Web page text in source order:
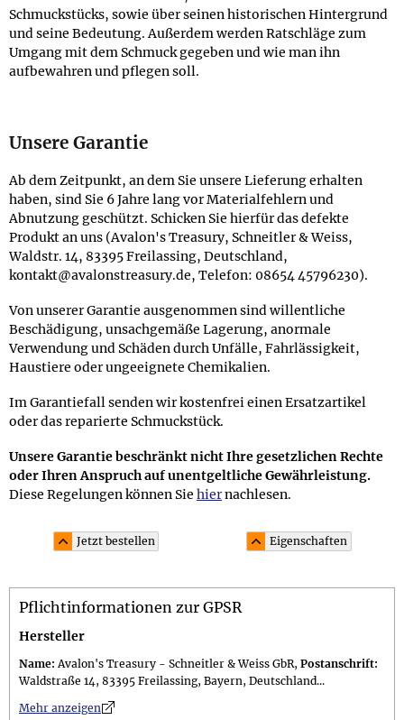
Schmuckstücks, sowie über seinen historischen Hintergrund
und seine Bedeutung. Außerdem werden Ratschläge zum
Umgang mit dem Schmuck gegeben und wie man ihn
aufbewahren und pflegen soll.
Unsere Garantie
Ab dem Zeitpunkt, an dem Sie unsere Lieferung erhalten
haben, sind Sie 6 Jahre lang vor Materialfehlern und
Abnutzung geschützt. Schicken Sie hierfür das defekte
Produkt an uns (Avalon's Treasury, Schneitler & Weiss,
Waldstr. 14, 83395 Freilassing, Deutschland,
kontakt@avalonstreasury.de, Telefon: 08654 45796230).
Von unserer Garantie ausgenommen sind willentliche
Beschädigung, unsachgemäße Lagerung, anormale
Verwendung und Schäden durch Unfälle, Fahrlässigkeit,
Haustiere oder ungeeignete Chemikalien.
Im Garantiefall senden wir kostenfrei einen Ersatzartikel
oder das reparierte Schmuckstück.
Unsere Garantie beschränkt nicht Ihre gesetzlichen Rechte
oder Ihren Anspruch auf unentgeltliche Gewährleistung.
Diese Regelungen können Sie hiernachlesen.
Jetzt bestellen Eigenschaften
Material: Sterling Silber 925 (punziert mit 925)
Lieferumfang: im 10,0 x 7,5 cm großen attraktiven
in einer 11,0 x 11,0 x 3,0 cm großen schwarzen
Geschenkschachtel mit Tarot-Zierband inkl. versiegeltem
Guide
Pflichtinformationen zur GPSR
Hersteller
Name: Avalon's Treasury - Schneitler & Weiss GbR, Postanschrift:
Waldstraße 14, 83395 Freilassing, Bayern, Deutschland...
Mehr anzeigenn